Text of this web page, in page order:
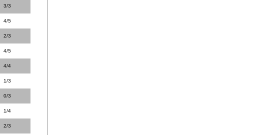
3/3
4/5
2/3
4/5
4/4
1/3
0/3
1/4
2/3